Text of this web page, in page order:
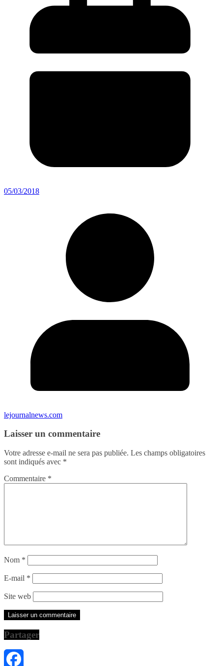
05/03/2018
lejournalnews.com
Laisser un commentaire
Votre adresse e-mail ne sera pas publiée. Les champs obligatoires
sont indiqués avec *
Commentaire *
Nom *
E-mail *
Site web
Partager